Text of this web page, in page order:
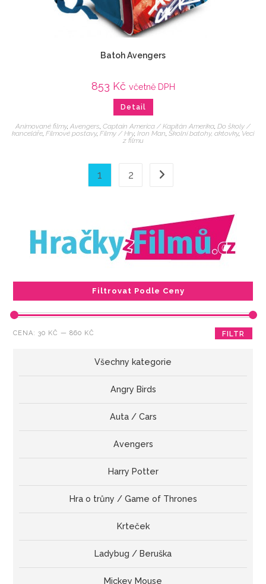
Batoh Avengers
853 Kč včetně DPH
Detail
Animované filmy, Avengers Captain America / Kapitán Amerika Do školy /
kanceláře Filmové postavy, Filmy / Hry, Iron Man Školní batohy, aktovky, Veci
z filmu
1 2
Filtrovat Podle Ceny
Minimální
Maximální
FILTR
CENA:30 KČ —860 KČ
Všechny kategorie
Angry Birds
Auta / Cars
Avengers
Harry Potter
Hra o trůny / Game of Thrones
Krteček
Ladybug / Beruška
Mickey Mouse